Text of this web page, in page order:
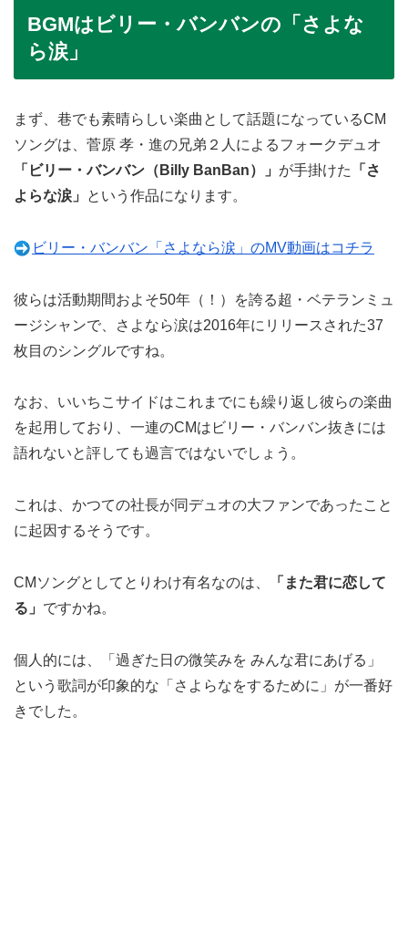
BGMはビリー・バンバンの「さよな
ら涙」
まず、巷でも素晴らしい楽曲として話題になっているCM
ソングは、菅原 孝・進の兄弟２人によるフォークデュオ
「ビリー・バンバン（Billy BanBan）」 が手掛けた
「さ
よらな涙」
という作品になります。
ビリー・バンバン「さよなら涙」のMV動画はコチラ
彼らは活動期間およそ50年（！）を誇る超・ベテランミュ
ージシャンで、さよなら涙は2016年にリリースされた37
枚目のシングルですね。
なお、いいちこサイドはこれまでにも繰り返し彼らの楽曲
を起用しており、一連のCMはビリー・バンバン抜きには
語れないと評しても過言ではないでしょう。
これは、かつての社長が同デュオの大ファンであったこと
に起因するそうです。
CMソングとしてとりわけ有名なのは、
「また君に恋して
る」 ですかね。
個人的には、「過ぎた日の微笑みを みんな君にあげる」
という歌詞が印象的な「さよらなをするために」が一番好
きでした。